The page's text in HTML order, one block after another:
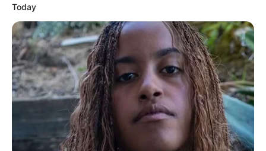
Today